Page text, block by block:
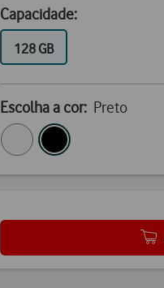
Capacidade:
128 GBGB
Escolha a cor: Preto